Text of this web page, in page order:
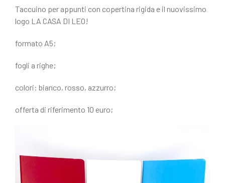
e
b
o
o
di
vi
di
Taccuino per appunti con copertina rigida e il nuovissimo
logo LA CASA DI LEO!
formato A5;
fogli a righe;
colori: bianco, rosso, azzurro;
offerta di riferimento 10 euro;